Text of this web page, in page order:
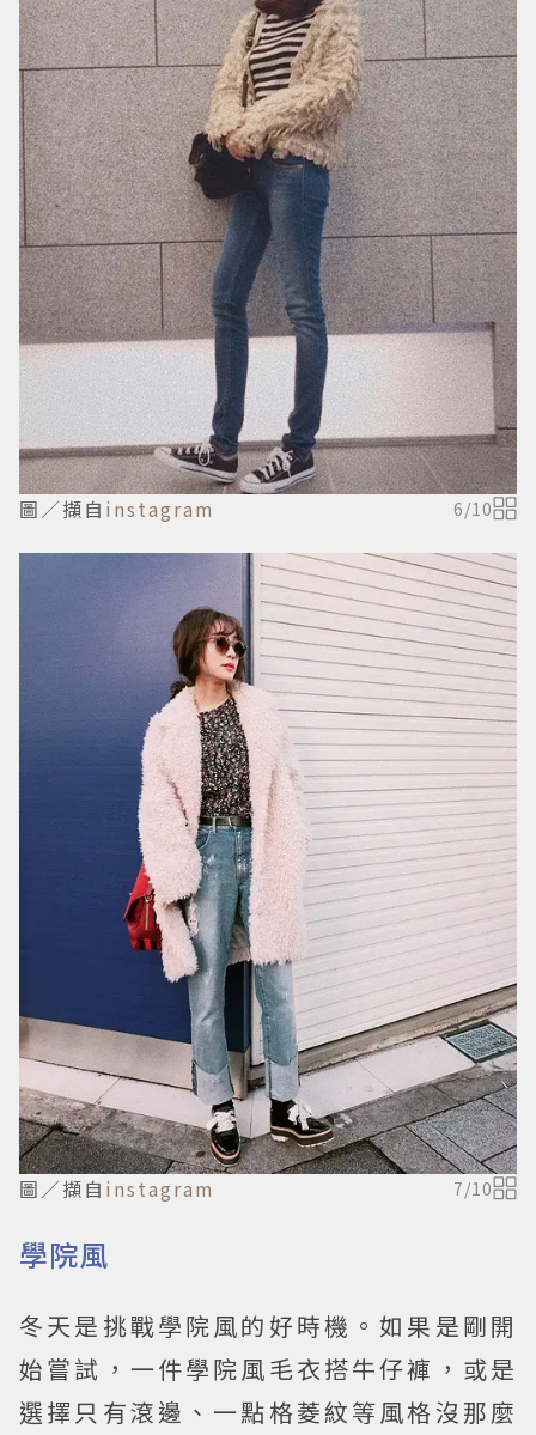
圖／擷自 instagram 6/10
圖／擷自 instagram 7/10
學院風
冬天是挑戰學院風的好時機。如果是剛開
始嘗試，一件學院風毛衣搭牛仔褲，或是
選擇只有滾邊、一點格菱紋等風格沒那麼